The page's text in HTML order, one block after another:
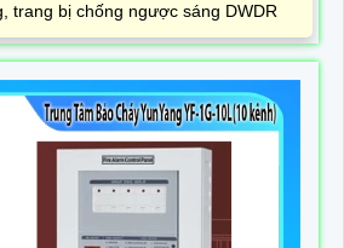
trang bị chống ngược sáng DWDR